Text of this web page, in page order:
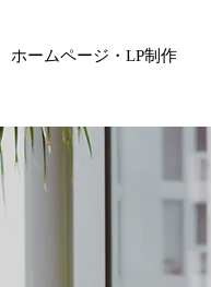
ホームページ・LP制作